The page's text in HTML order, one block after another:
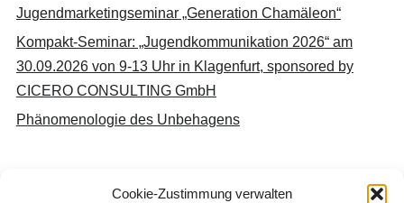
Cookie-Zustimmung verwalten
Jugendmarketingseminar „Generation Chamäleon“
Kompakt-Seminar: „Jugendkommunikation 2026“ am
30.09.2026 von 9-13 Uhr in Klagenfurt, sponsored by
CICERO CONSULTING GmbH
Phänomenologie des Unbehagens